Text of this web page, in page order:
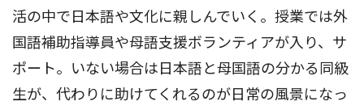
活の中で日本語や文化に親しんでいく。授業では外
国語補助指導員や母語支援ボランティアが入り、サ
ポート。いない場合は日本語と母国語の分かる同級
生が、代わりに助けてくれるのが日常の風景になっ